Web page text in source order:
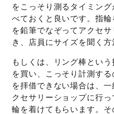
をこっそり測るタイミン
べておくと良いです。指
を鉛筆でなぞってアクセ
き、店員にサイズを聞く方
もしくは、リング棒とい
を買い、こっそり計測す
を拝借できない場合は、
クセサリーショップに行
輪を着けてもらいます。